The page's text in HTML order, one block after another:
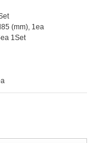
場合がございます。
ります。
てご案内いたします。
かじめご了承ください。
。
詳細は下記よりご確認く
(mm), 1ea
1Set